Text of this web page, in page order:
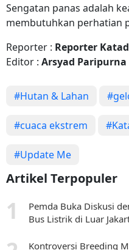
Sengatan panas adalah
membutuhkan perhatian
Reporter : Reporter
Editor : Arsyad Paripurna
#Hutan & Lahan
#cuaca ekstrem
#Update Me
Artikel Terpopuler
Pemda Buka Diskusi
Bus Listrik di Luar
Kontroversi Breeding